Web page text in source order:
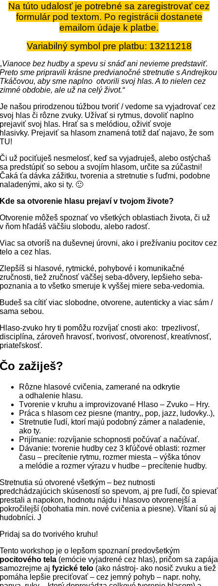
Na túto udalosť je potrebné sa zaregistrovať cez
formulár pod textom. Po registrácii dostanete
emailom údaje k platbe.
Variabilný symbol pre platbu: 13211218
„Vianoce bez hudby a spevu si snáď ani nevieme predstaviť.
Preto sme pripravili krásne predvianočné stretnutie s Andrejkou
Tkáčovou, aby sme naplno otvorili svoj hlas. A to nielen cez
zimné obdobie, ale už na celý život.“
Je našou prirodzenou túžbou tvoriť / vedome sa vyjadrovať cez
svoj hlas či rôzne zvuky. Užívať si rytmus, dovoliť naplno
prejaviť svoj hlas. Hrať sa s melódiou, oživiť svoje
hlasivky. Prejaviť sa hlasom znamená totiž dať najavo, že som
TU!
Či už pociťuješ nesmelosť, keď sa vyjadruješ, alebo ostýchaš
sa predstúpiť so sebou a svojím hlasom, určite sa zúčastni!
Čaká ťa dávka zážitku, tvorenia a stretnutie s ľuďmi, podobne
naladenými, ako si ty. 🙂
Kde sa otvorenie hlasu prejaví v tvojom živote?
Otvorenie môžeš spoznať vo všetkých oblastiach života, či už
v ňom hľadáš väčšiu slobodu, alebo radosť.
Viac sa otvoríš na duševnej úrovni, ako i prežívaniu pocitov cez
telo a cez hlas.
Zlepšíš si hlasové, rytmické, pohybové i komunikačné
zručnosti, tiež zručnosť väčšej seba-dôvery, lepšieho seba-
poznania a to všetko smeruje k vyššej miere seba-vedomia.
Budeš sa cítiť viac slobodne, otvorene, autenticky a viac sám /
sama sebou.
Hlaso-zvuko hry ti pomôžu rozvíjať cnosti ako: trpezlivosť,
disciplína, zároveň hravosť, tvorivosť, otvorenosť, kreatívnosť,
priateľskosť.
Čo zažiješ?
Rôzne hlasové cvičenia, zamerané na odkrytie
a odhalenie hlasu.
Tvorenie v kruhu a improvizované Hlaso – Zvuko – Hry.
Práca s hlasom cez piesne (mantry,, pop, jazz, ludovky..),
Stretnutie ľudí, ktorí majú podobný zámer a naladenie,
ako ty.
Prijímanie: rozvíjanie schopnosti počúvať a načúvať.
Dávanie: tvorenie hudby cez 3 kľúčové oblasti: rozmer
času – precítenie rytmu, rozmer miesta – výška tónov
a melódie a rozmer výrazu v hudbe – precítenie hudby.
Stretnutia sú otvorené všetkým – bez nutnosti
predchádzajúcich skúseností so spevom, aj pre ľudí, čo spievať
prestali a napokon, hodnotu nájdu i hlasovo otvorenejší a
pokročilejší (obohatia min. nové cvičenia a piesne). Vítaní sú aj
hudobníci. J
Pridaj sa do tvorivého kruhu!
Tento workshop je o lepšom spoznaní predovšetkým
pocitového tela (emócie vyjadrené cez hlas), pričom sa zapája
samozrejme ajfyzické telo (ako nástroj- ako nosič zvuku a tiež
pomáha lepšie preciťovať – cez jemný pohyb – napr. nohy,